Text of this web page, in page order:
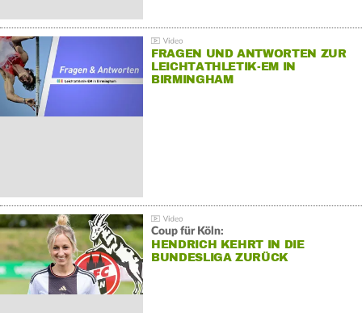
FRAGEN UND ANTWORTEN ZUR
LEICHTATHLETIK-EM IN
BIRMINGHAM
Coup für Köln:
HENDRICH KEHRT IN DIE
BUNDESLIGA ZURÜCK